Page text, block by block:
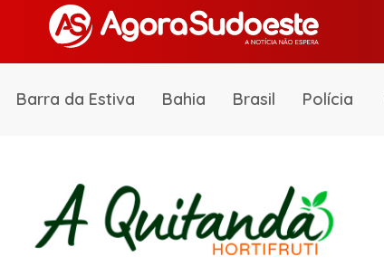
Barra da Estiva Bahia Brasil Polícia